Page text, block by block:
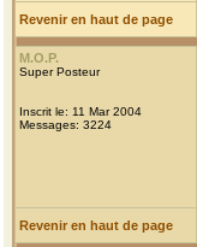
Revenir en haut de page
M.O.P.
Super Posteur
Inscrit le: 11 Mar 2004
Messages: 3224
Revenir en haut de page